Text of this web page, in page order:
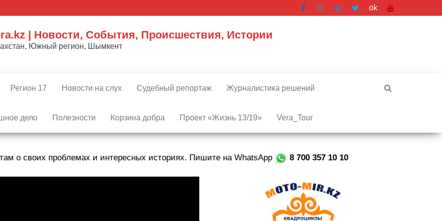
ok
| Новости, События, Происшествия, Истории
Южный регион, Шымкент
Регион 17 Новости на слух Судебный репортаж Журналистика решений
дело Полезности Корзина добра Проект «Жизнь 13/19» Vera_Tour
о своих проблемах и интересных историях. Пишите на WhatsApp 8 700 357 10 10